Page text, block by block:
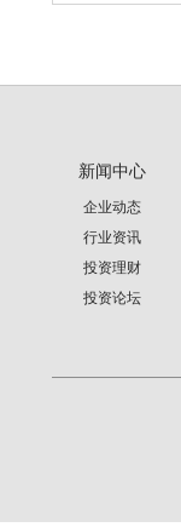
新闻中心
企业动态
行业资讯
投资理财
投资论坛